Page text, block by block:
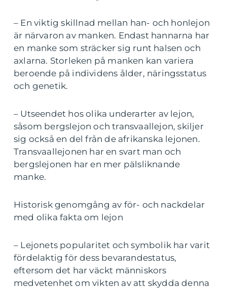
– En viktig skillnad mellan han- och honlejon
är närvaron av manken. Endast hannarna har
en manke som sträcker sig runt halsen och
axlarna. Storleken på manken kan variera
beroende på individens ålder, näringsstatus
och genetik.
– Utseendet hos olika underarter av lejon,
såsom bergslejon och transvaallejon, skiljer
sig också en del från de afrikanska lejonen.
Transvaallejonen har en svart man och
bergslejonen har en mer pälsliknande
manke.
Historisk genomgång av för- och nackdelar
med olika fakta om lejon
– Lejonets popularitet och symbolik har varit
fördelaktig för dess bevarandestatus,
eftersom det har väckt människors
medvetenhet om vikten av att skydda denna